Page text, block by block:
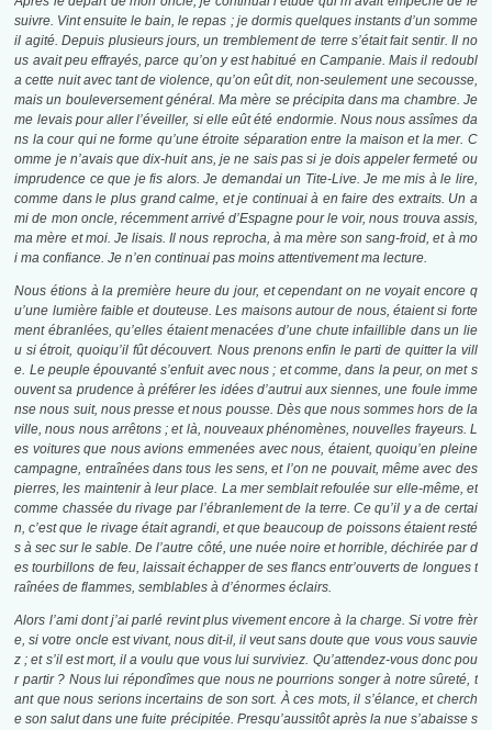
suivre. Vint ensuite le bain, le repas ; je dormis quelques instants d’un somme
il agité. Depuis plusieurs jours, un tremblement de terre s’était fait sentir. Il no
us avait peu effrayés, parce qu’on y est habitué en Campanie. Mais il redoubl
a cette nuit avec tant de violence, qu’on eût dit, non-seulement une secousse,
mais un bouleversement général. Ma mère se précipita dans ma chambre. Je
me levais pour aller l’éveiller, si elle eût été endormie. Nous nous assîmes da
ns la cour qui ne forme qu’une étroite séparation entre la maison et la mer. C
omme je n’avais que dix-huit ans, je ne sais pas si je dois appeler fermeté ou
imprudence ce que je fis alors. Je demandai un Tite-Live. Je me mis à le lire,
comme dans le plus grand calme, et je continuai à en faire des extraits. Un a
mi de mon oncle, récemment arrivé d’Espagne pour le voir, nous trouva assis,
ma mère et moi. Je lisais. Il nous reprocha, à ma mère son sang-froid, et à mo
i ma confiance. Je n’en continuai pas moins attentivement ma lecture.
Nous étions à la première heure du jour, et cependant on ne voyait encore q
u’une lumière faible et douteuse. Les maisons autour de nous, étaient si forte
ment ébranlées, qu’elles étaient menacées d’une chute infaillible dans un lie
u si étroit, quoiqu’il fût découvert. Nous prenons enfin le parti de quitter la vill
e. Le peuple épouvanté s’enfuit avec nous ; et comme, dans la peur, on met s
ouvent sa prudence à préférer les idées d’autrui aux siennes, une foule imme
nse nous suit, nous presse et nous pousse. Dès que nous sommes hors de la
ville, nous nous arrêtons ; et là, nouveaux phénomènes, nouvelles frayeurs. L
es voitures que nous avions emmenées avec nous, étaient, quoiqu’en pleine
campagne, entraînées dans tous les sens, et l’on ne pouvait, même avec des
pierres, les maintenir à leur place. La mer semblait refoulée sur elle-même, et
comme chassée du rivage par l’ébranlement de la terre. Ce qu’il y a de certai
n, c’est que le rivage était agrandi, et que beaucoup de poissons étaient resté
s à sec sur le sable. De l’autre côté, une nuée noire et horrible, déchirée par d
es tourbillons de feu, laissait échapper de ses flancs entr’ouverts de longues t
raînées de flammes, semblables à d’énormes éclairs.
Alors l’ami dont j’ai parlé revint plus vivement encore à la charge. Si votre frèr
e, si votre oncle est vivant, nous dit-il, il veut sans doute que vous vous sauvie
z ; et s’il est mort, il a voulu que vous lui surviviez. Qu’attendez-vous donc pou
r partir ? Nous lui répondîmes que nous ne pourrions songer à notre sûreté, t
ant que nous serions incertains de son sort. À ces mots, il s’élance, et cherch
e son salut dans une fuite précipitée. Presqu’aussitôt après la nue s’abaisse s